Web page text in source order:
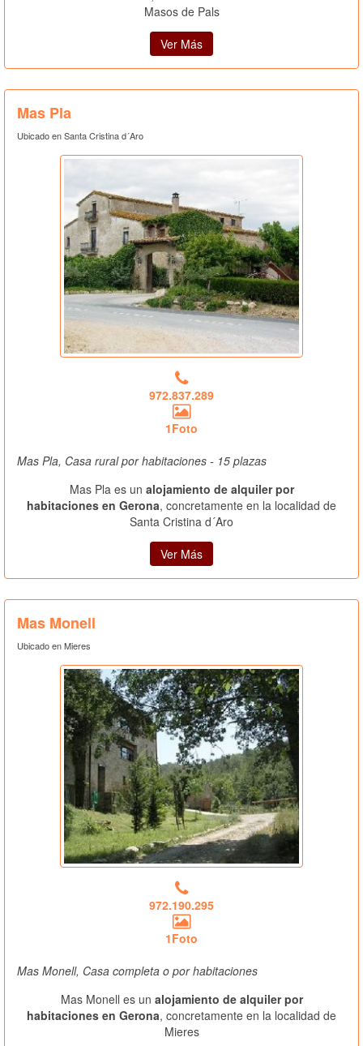
Masos de Pals
Ver Más
Mas Pla
Ubicado en Santa Cristina d´Aro
972.837.289
1Foto
Mas Pla, Casa rural por habitaciones - 15 plazas
Mas Pla es un alojamiento de alquiler por
habitaciones en Gerona, concretamente en la localidad de
Santa Cristina d´Aro
Ver Más
Mas Monell
Ubicado en Mieres
972.190.295
1Foto
Mas Monell, Casa completa o por habitaciones
Mas Monell es un alojamiento de alquiler por
habitaciones en Gerona, concretamente en la localidad de
Mieres